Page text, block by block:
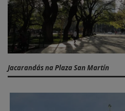
Jacarandás na Plaza San Martín